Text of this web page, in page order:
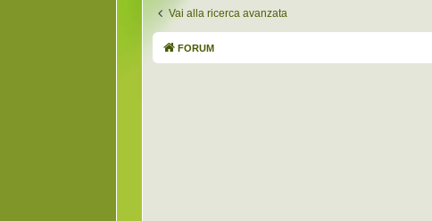
Vai alla ricerca avanzata
FORUM